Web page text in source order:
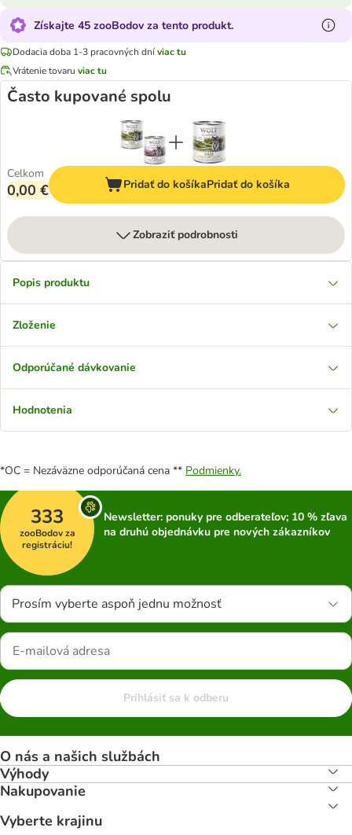
Získajte 45 zooBodov za tento produkt.
Dodacia doba 1-3 pracovných dníviac tu
Vrátenie tovaru viac tu
Často kupované spolu
Celkom
0,00 € Pridať do košíkaPridať do košíka
Zobraziť podrobnosti
Popis produktu
Zloženie
Odporúčané dávkovanie
Hodnotenia
*OC = Nezáväzne odporúčaná cena ** Podmienky.
333
zooBodov za
registráciu!
Newsletter: ponuky pre odberateľov; 10 % zľava
na druhú objednávku pre nových zákazníkov
Prosím vyberte aspoň jednu možnosť
Prihlásiť sa k odberu
O nás a našich službách
Výhody
Nakupovanie
Vyberte krajinu